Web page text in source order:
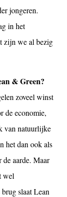
jongeren.
in het
zijn we al bezig
& Green?
zoveel winst
de economie,
van natuurlijke
het dan ook als
aarde. Maar
wel
slaat Lean